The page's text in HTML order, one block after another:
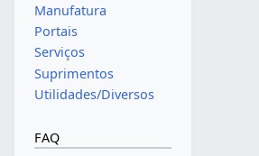
Manufatura
Portais
Serviços
Suprimentos
Utilidades/Diversos
FAQ